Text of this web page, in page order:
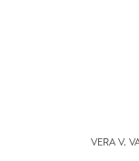
Vera V.